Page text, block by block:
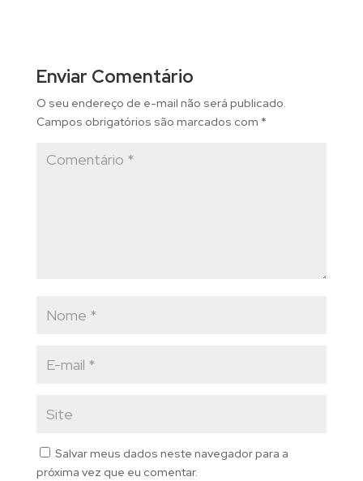
Enviar Comentário
O seu endereço de e-mail não será publicado.
Campos obrigatórios são marcados com *
Salvar meus dados neste navegador para a
próxima vez que eu comentar.